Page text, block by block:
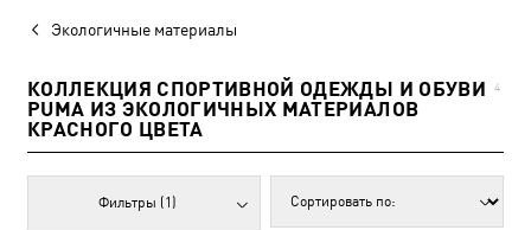
Экологичные материалы
КОЛЛЕКЦИЯ СПОРТИВНОЙ ОДЕЖДЫ И ОБУВИ
PUMA ИЗ ЭКОЛОГИЧНЫХ МАТЕРИАЛОВ
КРАСНОГО ЦВЕТА
4
Фильтры (1)